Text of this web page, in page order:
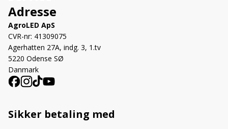
Adresse
AgroLED ApS
CVR-nr: 41309075
Agerhatten 27A, indg. 3, 1.tv
5220 Odense SØ
Danmark
Sikker betaling med